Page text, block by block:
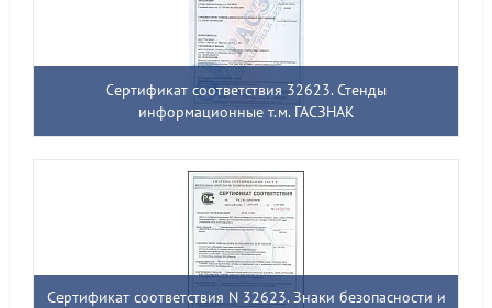
Сертификат соответствия 32623. Стенды
информационные т.м. ГАСЗНАК
Сертификат соответствия N 32623. Знаки безопасности и